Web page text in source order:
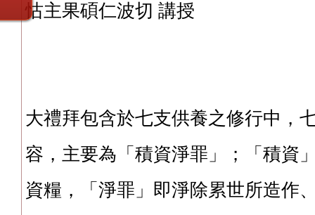
怙主果碩仁波切 講授
大禮拜包含於七支供養之修行中，
容，主要為「積資淨罪」；「積資
資糧，「淨罪」即淨除累世所造作